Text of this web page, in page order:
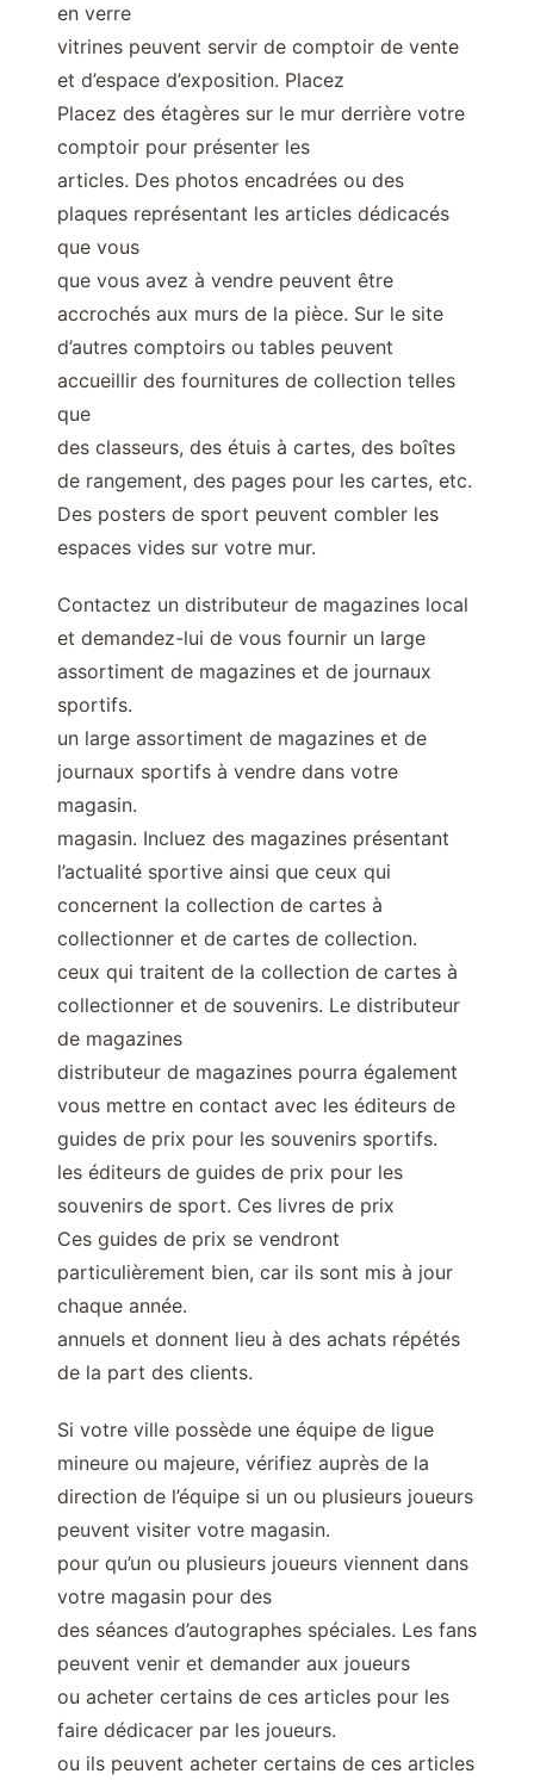
en verre
vitrines peuvent servir de comptoir de vente
et d’espace d’exposition. Placez
Placez des étagères sur le mur derrière votre
comptoir pour présenter les
articles. Des photos encadrées ou des
plaques représentant les articles dédicacés
que vous
que vous avez à vendre peuvent être
accrochés aux murs de la pièce. Sur le site
d’autres comptoirs ou tables peuvent
accueillir des fournitures de collection telles
que
des classeurs, des étuis à cartes, des boîtes
de rangement, des pages pour les cartes, etc.
Des posters de sport peuvent combler les
espaces vides sur votre mur.
Contactez un distributeur de magazines local
et demandez-lui de vous fournir un large
assortiment de magazines et de journaux
sportifs.
un large assortiment de magazines et de
journaux sportifs à vendre dans votre
magasin.
magasin. Incluez des magazines présentant
l’actualité sportive ainsi que ceux qui
concernent la collection de cartes à
collectionner et de cartes de collection.
ceux qui traitent de la collection de cartes à
collectionner et de souvenirs. Le distributeur
de magazines
distributeur de magazines pourra également
vous mettre en contact avec les éditeurs de
guides de prix pour les souvenirs sportifs.
les éditeurs de guides de prix pour les
souvenirs de sport. Ces livres de prix
Ces guides de prix se vendront
particulièrement bien, car ils sont mis à jour
chaque année.
annuels et donnent lieu à des achats répétés
de la part des clients.
Si votre ville possède une équipe de ligue
mineure ou majeure, vérifiez auprès de la
direction de l’équipe si un ou plusieurs joueurs
peuvent visiter votre magasin.
pour qu’un ou plusieurs joueurs viennent dans
votre magasin pour des
des séances d’autographes spéciales. Les fans
peuvent venir et demander aux joueurs
ou acheter certains de ces articles pour les
faire dédicacer par les joueurs.
ou ils peuvent acheter certains de ces articles